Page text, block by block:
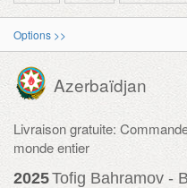
Options >>
Azerbaïdjan
Livraison gratuite:
monde entier
2025Tofig Bahramov -